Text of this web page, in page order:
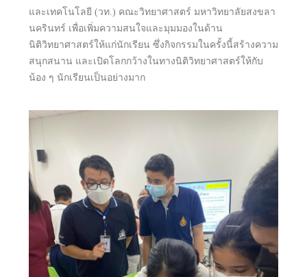
และเทคโนโลยี (วท.) คณะวิทยาศาสตร์ มหาวิทยาลัยสงขลา
นครินทร์ เพื่อเพิ่มความสนใจและมุมมองในด้าน
นิติวิทยาศาสตร์ให้แก่นักเรียน ซึ่งกิจกรรมในครั้งนี้สร้างความ
สนุกสนาน และเปิดโลกกว้างในทางนิติวิทยาศาสตร์ให้กับ
น้อง ๆ นักเรียนเป็นอย่างมาก